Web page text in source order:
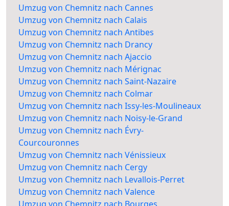
Umzug von Chemnitz nach Cannes
Umzug von Chemnitz nach Calais
Umzug von Chemnitz nach Antibes
Umzug von Chemnitz nach Drancy
Umzug von Chemnitz nach Ajaccio
Umzug von Chemnitz nach Mérignac
Umzug von Chemnitz nach Saint-Nazaire
Umzug von Chemnitz nach Colmar
Umzug von Chemnitz nach Issy-les-Moulineaux
Umzug von Chemnitz nach Noisy-le-Grand
Umzug von Chemnitz nach Évry-
Courcouronnes
Umzug von Chemnitz nach Vénissieux
Umzug von Chemnitz nach Cergy
Umzug von Chemnitz nach Levallois-Perret
Umzug von Chemnitz nach Valence